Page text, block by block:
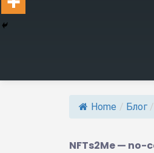
Home / Блог /
NFTs2Me — no-